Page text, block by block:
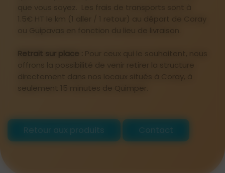
que vous soyez. Les frais de transports sont à
1.5€ HT le km (1 aller / 1 retour) au départ de Coray
ou Guipavas en fonction du lieu de livraison.
Retrait sur place : Pour ceux qui le souhaitent, nous
offrons la possibilité de venir retirer la structure
directement dans nos locaux situés à Coray, à
seulement 15 minutes de Quimper.
Retour aux produits